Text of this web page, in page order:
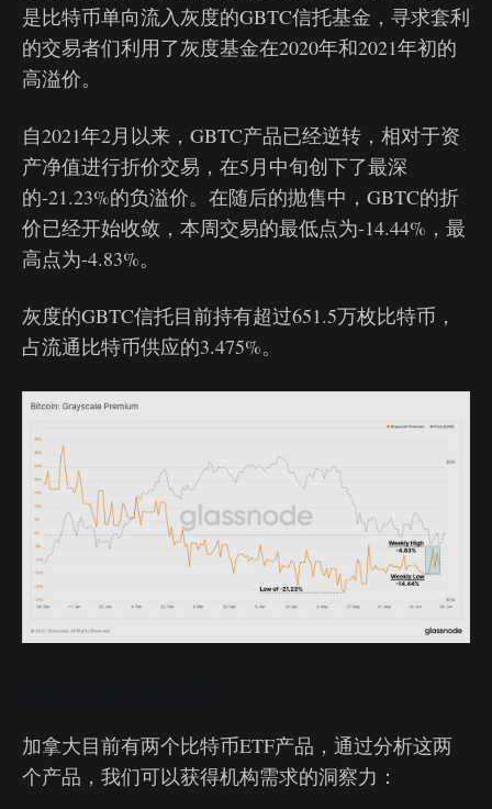
是比特币单向流入灰度的GBTC信托基金，寻求套利
的交易者们利用了灰度基金在2020年和2021年初的
高溢价。
自2021年2月以来，GBTC产品已经逆转，相对于资
产净值进行折价交易，在5月中旬创下了最深
的-21.23%的负溢价。在随后的抛售中，GBTC的折
价已经开始收敛，本周交易的最低点为-14.44%，最
高点为-4.83%。
灰度的GBTC信托目前持有超过651.5万枚比特币，
占流通比特币供应的3.475%。
加拿大目前有两个比特币ETF产品，通过分析这两
个产品，我们可以获得机构需求的洞察力：